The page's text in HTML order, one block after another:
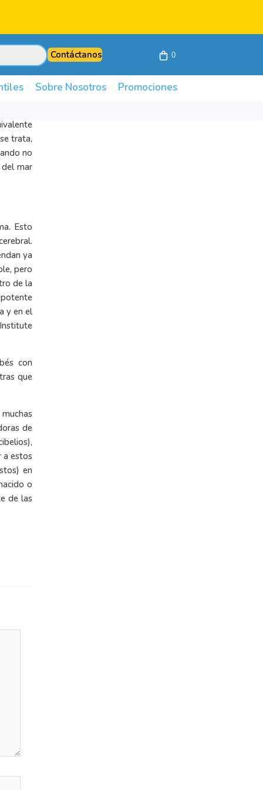
Contáctanos 0
Sobre Nosotros Promociones
trata,
no
mar
Esto
ya
pero
de la
y en el
con
que
de
a estos
en
o
de las